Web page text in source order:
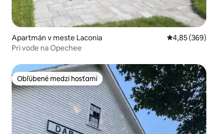
Apartmán v meste Laconia Priemerné
4,85 (369)
Pri vode na Opechee
Obľúbené medzi hosťami
Obľúbené medzi hosťami